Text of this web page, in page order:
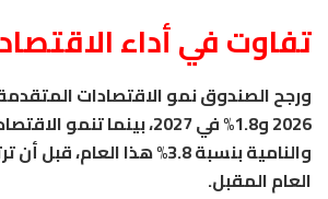
تفاوت في أداء
2026 و1.8% في 2027، بينما تنمو
العام المقبل.